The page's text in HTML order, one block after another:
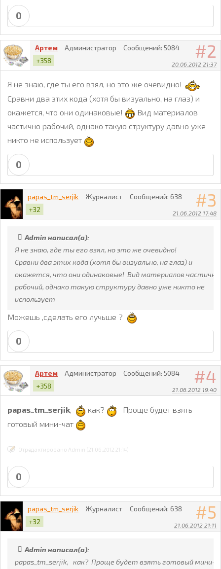
0
2
20.06.2012 21:37
Артем Администратор Сообщений: 5084
+358
Я не знаю, где ты его взял, но это же очевидно!
Сравни два этих кода (хотя бы визуально, на глаз) и
окажется, что они одинаковые!
Вид материалов
частично рабочий, однако такую структуру давно уже
никто не использует
0
3
21.06.2012 17:48
papas_tm_serjik Журналист Сообщений: 638
+32
Admin написал(а):
Я не знаю, где ты его взял, но это же очевидно!
Сравни два этих кода (хотя бы визуально, на глаз) и
окажется, что они одинаковые! Вид материалов частично
рабочий, однако такую структуру давно уже никто не
использует
Можешь ,сделать его лучьше ?
0
4
21.06.2012 19:40
Артем Администратор Сообщений: 5084
+358
papas_tm_serjik, как?
Проще будет взять
готовый мини-чат
Отредактировано Admin (21.06.2012 21:14)
0
5
21.06.2012 21:11
papas_tm_serjik Журналист Сообщений: 638
+32
Admin написал(а):
papas_tm_serjik, как? Проще будет взять готовый мини-